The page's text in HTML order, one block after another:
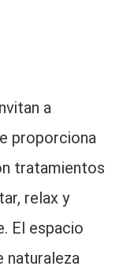
a
proporciona
tratamientos
relax y
El espacio
naturaleza